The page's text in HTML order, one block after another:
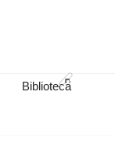
Biblioteca